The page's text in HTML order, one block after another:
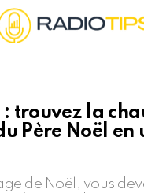
trouvez la
Père Noël en
de Noël, vous